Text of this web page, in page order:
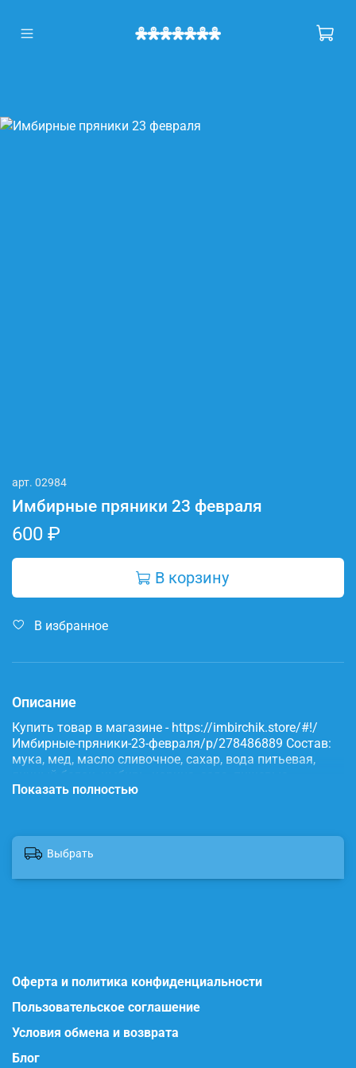
арт. 02984
Имбирные пряники 23 февраля
600 ₽
В корзину
В избранное
Описание
Купить товар в магазине - https://imbirchik.store/#!/
Имбирные-пряники-23-февраля/p/278486889 Состав:
мука, мед, масло сливочное, сахар, вода питьевая,
яичный белок, имбирь, корица, сода, пищевые
красители.
Показать полностью
Выбрать
Оферта и политика конфиденциальности
Пользовательское соглашение
Условия обмена и возврата
Блог